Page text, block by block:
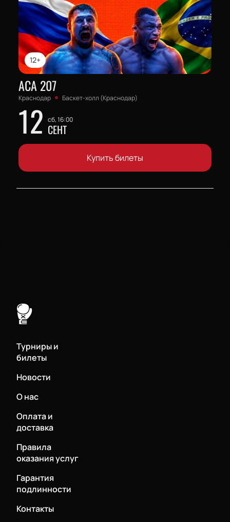
12+
АСА 207
Краснодар Баскет-холл (Краснодар)
12 сб, 16:00
СЕНТ
Купить билеты
Турниры и
билеты
Новости
О нас
Оплата и
доставка
Правила
оказания услуг
Гарантия
подлинности
Контакты